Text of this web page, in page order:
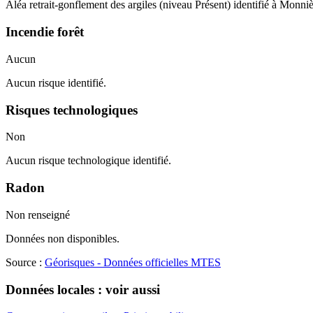
Aléa retrait-gonflement des argiles (niveau Présent) identifié à
Incendie forêt
Aucun
Aucun risque identifié.
Risques technologiques
Non
Aucun risque technologique identifié.
Radon
Non renseigné
Données non disponibles.
Source : Géorisques - Données officielles MTES
Données locales : voir aussi